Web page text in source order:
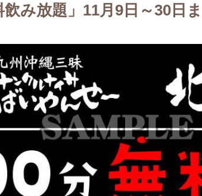
み放題」11月9日～30日